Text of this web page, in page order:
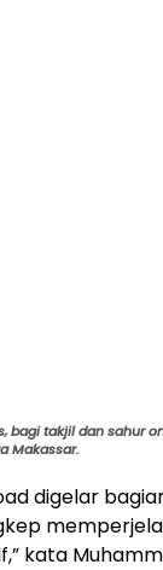
bagi takjil dan sahur
Makassar.
digelar
kata